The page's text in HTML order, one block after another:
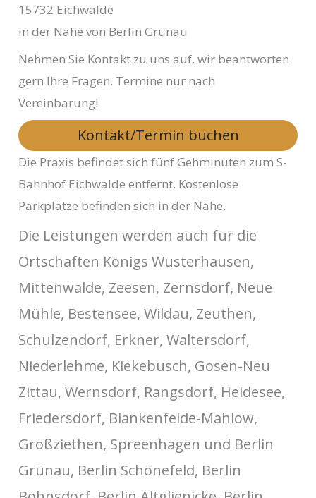
15732 Eichwalde
in der Nähe von Berlin Grünau
Nehmen Sie Kontakt zu uns auf, wir beantworten
gern Ihre Fragen. Termine nur nach
Vereinbarung!
Kontakt/Termin buchen
Die Praxis befindet sich fünf Gehminuten zum S-
Bahnhof Eichwalde entfernt. Kostenlose
Parkplätze befinden sich in der Nähe.
Die Leistungen werden auch für die
Ortschaften Königs Wusterhausen,
Mittenwalde, Zeesen, Zernsdorf, Neue
Mühle, Bestensee, Wildau, Zeuthen,
Schulzendorf, Erkner, Waltersdorf,
Niederlehme, Kiekebusch, Gosen-Neu
Zittau, Wernsdorf, Rangsdorf, Heidesee,
Friedersdorf, Blankenfelde-Mahlow,
Großziethen, Spreenhagen und Berlin
Grünau, Berlin Schönefeld, Berlin